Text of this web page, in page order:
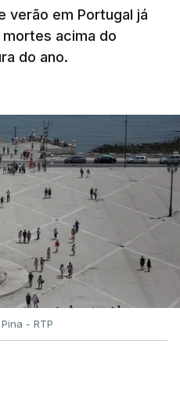
à hora prevista os
ao ensino superior
o Governo decidiu
de 20 mil alunos que
verão em Portugal já
acima do
do ano.
- RTP